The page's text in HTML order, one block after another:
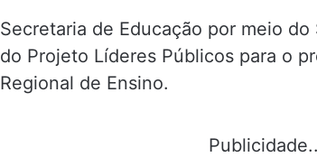
Secretaria de Educação por meio
do Projeto Líderes Públicos para o
Regional de Ensino.